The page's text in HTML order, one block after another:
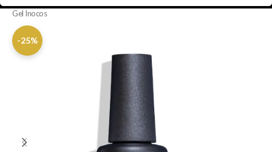
Gel Inocos
-25%